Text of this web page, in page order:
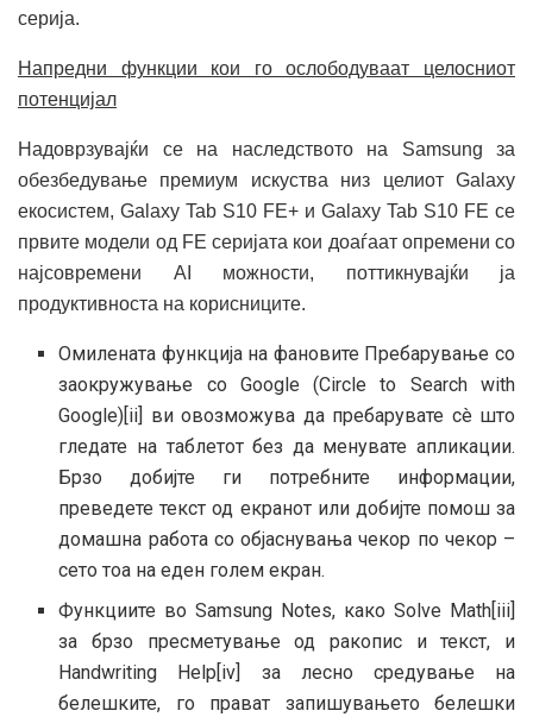
серија.
Напредни функции кои го ослободуваат целосниот
потенцијал
Надоврзувајќи се на наследството на Samsung за
обезбедување премиум искуства низ целиот Galaxy
екосистем, Galaxy Tab S10 FE+ и Galaxy Tab S10 FE се
првите модели од FE серијата кои доаѓаат опремени со
најсовремени AI можности, поттикнувајќи ја
продуктивноста на корисниците.
Омилената функција на фановите Пребарување со
заокружување со Google (Circle to Search with
Google)[ii] ви овозможува да пребарувате сè што
гледате на таблетот без да менувате апликации.
Брзо добијте ги потребните информации,
преведете текст од екранот или добијте помош за
домашна работа со објаснувања чекор по чекор –
сето тоа на еден голем екран.
Функциите во Samsung Notes, како Solve Math[iii]
за брзо пресметување од ракопис и текст, и
Handwriting Help[iv] за лесно средување на
белешките, го прават запишувањето белешки